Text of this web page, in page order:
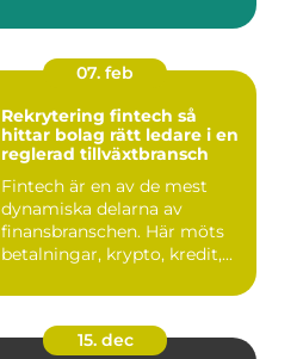
07. feb
Rekrytering fintech så
hittar bolag rätt ledare i en
reglerad tillväxtbransch
Fintech är en av de mest
dynamiska delarna av
finansbranschen. Här möts
betalningar, krypto, kredit,...
15. dec